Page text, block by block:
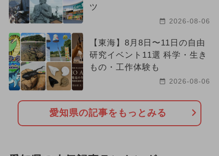
ツ
2026-08-06
【東海】8月8日〜11日の自由
研究イベント11選 科学・生き
もの・工作体験も
2026-08-06
愛知県の記事をもっとみる